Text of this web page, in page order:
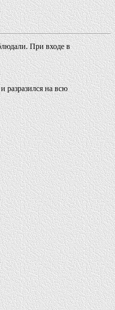
При входе в
разразился на всю